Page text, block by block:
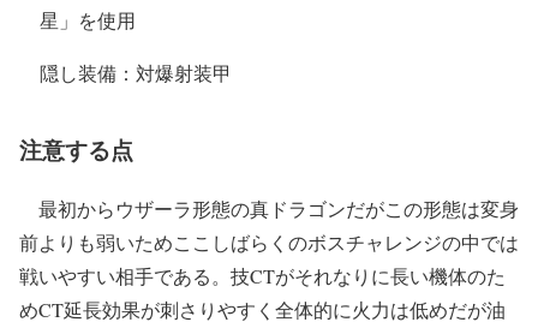
星」を使用
隠し装備：対爆射装甲
注意する点
最初からウザーラ形態の真ドラゴンだがこの形態は変身
前よりも弱いためここしばらくのボスチャレンジの中では
戦いやすい相手である。技CTがそれなりに長い機体のた
めCT延長効果が刺さりやすく全体的に火力は低めだが油